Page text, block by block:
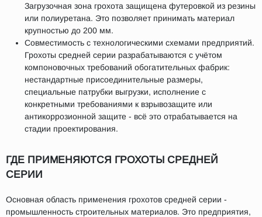
Загрузочная зона грохота защищена футеровкой из резины
или полиуретана. Это позволяет принимать материал
крупностью до 200 мм.
Совместимость с технологическими схемами предприятий.
Грохоты средней серии разрабатываются с учётом
компоновочных требований обогатительных фабрик:
нестандартные присоединительные размеры,
специальные патрубки выгрузки, исполнение с
конкретными требованиями к взрывозащите или
антикоррозионной защите - всё это отрабатывается на
стадии проектирования.
ГДЕ ПРИМЕНЯЮТСЯ ГРОХОТЫ СРЕДНЕЙ
СЕРИИ
Основная область применения грохотов средней серии -
промышленность строительных материалов. Это предприятия,